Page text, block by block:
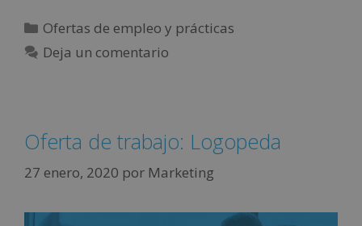
Ofertas de empleo y prácticas
Deja un comentario
Oferta de trabajo: Logopeda
27 enero, 2020 por Marketing